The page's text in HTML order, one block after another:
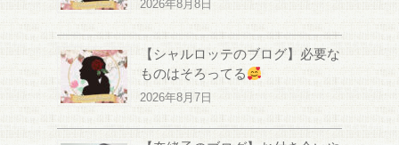
2026年8月8日
【シャルロッテのブログ】必要な
ものはそろってる
2026年8月7日